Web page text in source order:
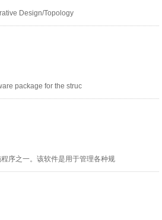
Design/Topology
package for the struc
序之一。该软件是用于管理各种规